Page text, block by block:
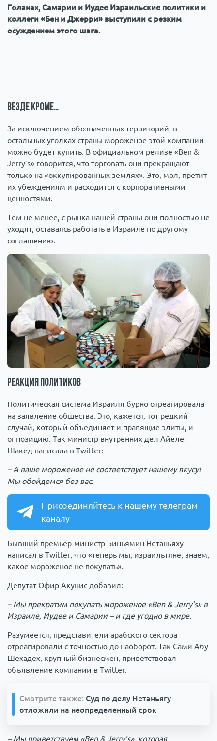
Голанах, Самарии и Иудее Израильские политики и
коллеги «Бен и Джерри» выступили с резким
осуждением этого шага.
Везде кроме…
За исключением обозначенных территорий, в
остальных уголках страны мороженое этой компании
можно будет купить. В официальном релизе «Ben &
Jerry’s» говорится, что торговать они прекращают
только на «оккупированных землях». Это, мол, претит
их убеждениям и расходится с корпоративными
ценностями.
Тем не менее, с рынка нашей страны они полностью не
уходят, оставаясь работать в Израиле по другому
соглашению.
Реакция политиков
Политическая система Израиля бурно отреагировала
на заявление общества. Это, кажется, тот редкий
случай, который объединяет и правящие элиты, и
оппозицию. Так министр внутренних дел Айелет
Шакед написала в Twitter:
– А ваше мороженое не соответствует нашему вкусу!
Мы обойдемся без вас.
Присоединяйтесь к нашему телеграм-
каналу
Бывший премьер-министр Биньямин Нетаньяху
написал в Twitter, что «теперь мы, израильтяне, знаем,
какое мороженое не покупать».
Депутат Офир Акунис добавил:
– Мы прекратим покупать мороженое «Ben & Jerry’s» в
Израиле, Иудее и Самарии – и где угодно в мире.
Разумеется, представители арабского сектора
отреагировали с точностью до наоборот. Так Сами Абу
Шехадех, крупный бизнесмен, приветствовал
объявление компании в Twitter.
Смотрите также: Суд по делу Нетаньягу
отложили на неопределенный срок
– Мы приветствуем «Ben & Jerry’s», которая